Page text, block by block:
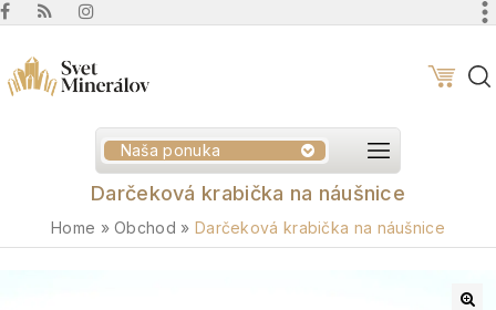
Naša ponuka
Darčeková krabička na náušnice
Home »Obchod » Darčeková krabička na náušnice